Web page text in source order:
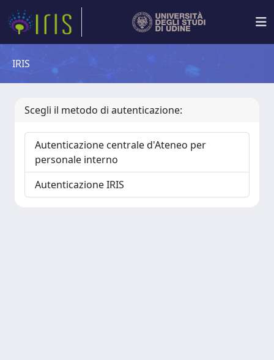
IRIS
Scegli il metodo di autenticazione:
Autenticazione centrale d'Ateneo per
personale interno
Autenticazione IRIS